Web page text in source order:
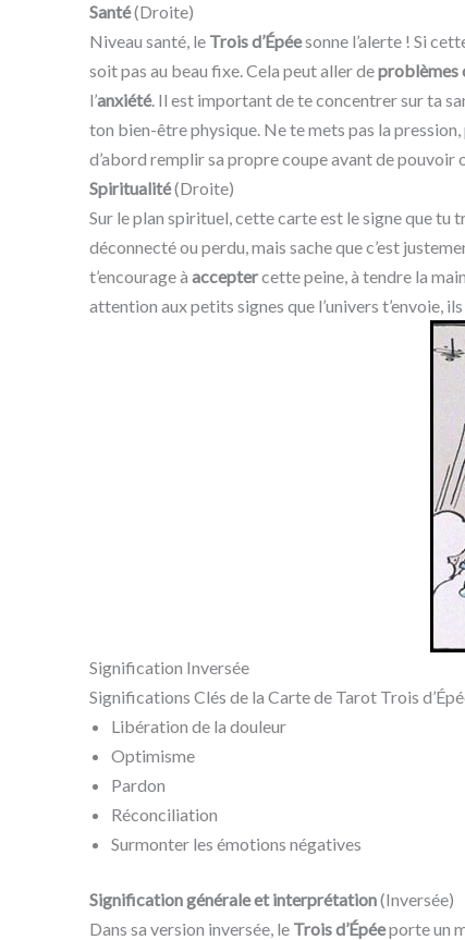
Santé(Droite)
Niveau santé, le Trois d’Épéesonne l’alerte ! Si
soit pas au beau fixe. Cela peut aller deproblèmes
l’anxiété. Il est important de te concentrer sur ta
ton bien-être physique. Ne te mets pas la
d’abord remplir sa propre coupe avant de pouvoir
Spiritualité(Droite)
Sur le plan spirituel, cette carte est le signe que tu
déconnecté ou perdu, mais sache que c’est
t’encourage à acceptercette peine, à tendre la
attention aux petits signes que l’univers t’envoie,
Signification Inversée
Significations Clés de la Carte de Tarot Trois
Libération de la douleur
Optimisme
Pardon
Réconciliation
Surmonter les émotions négatives
Signification générale et interprétation(Inversée)
Dans sa version inversée, le Trois d’Épéeporte un